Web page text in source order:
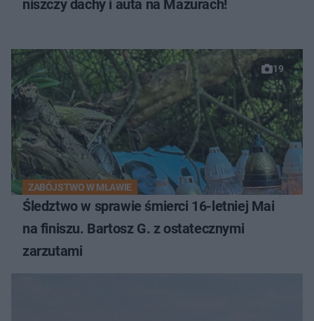
niszczy dachy i auta na Mazurach!
19
ZABÓJSTWO W MŁAWIE
Śledztwo w sprawie śmierci 16-letniej Mai
na finiszu. Bartosz G. z ostatecznymi
zarzutami